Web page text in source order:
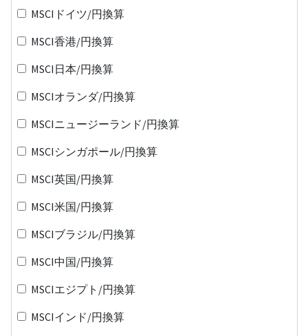
MSCIドイツ/円換算
MSCI香港/円換算
MSCI日本/円換算
MSCIオランダ/円換算
MSCIニュージーランド/円換算
MSCIシンガポール/円換算
MSCI英国/円換算
MSCI米国/円換算
MSCIブラジル/円換算
MSCI中国/円換算
MSCIエジプト/円換算
MSCIインド/円換算